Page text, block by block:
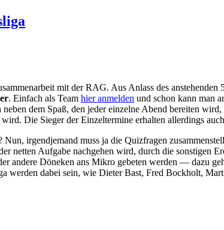
mit der RAG. Aus Anlass des
. Einfach als Team hier anmelden und schon kann man
dem Spaß, den jeder einzelne Abend bereiten
Die Sieger der Einzeltermine erhalten allerdings
irgendjemand muss ja die Quizfragen
netten Aufgabe nachgehen wird, durch die sonstigen
andere Döneken ans Mikro gebeten werden — dazu
werden dabei sein, wie Dieter Bast, Fred Bockholt,